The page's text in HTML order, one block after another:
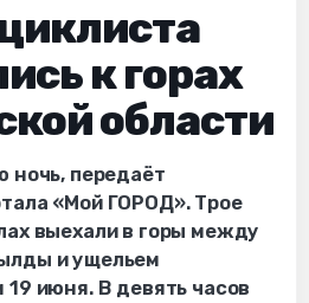
к горах
области
ночь, передаёт
«Мой ГОРОД». Трое
выехали в горы между
и ущельем
июня. В девять часов